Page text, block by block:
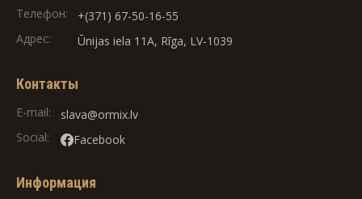
Телефон:
+(371) 67-50-16-55
Адрес:
Ūnijas iela 11A, Rīga, LV-1039
Контакты
E-mail:
slava@ormix.lv
Social:
Facebook
Информация